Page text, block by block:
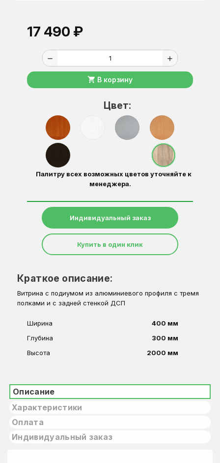
17 490 ₽
remove add
shopping_cart В корзину
Цвет:
Палитру всех возможных цветов уточняйте к
менеджера.
Индивидуальный заказ
Купить в один клик
Краткое описание:
Витрина с подиумом из алюминиевого профиля с тремя
полками и с задней стенкой ДСП
Ширина
400 мм
Глубина
300 мм
Высота
2000 мм
Описание
Характеристики
Оплата
Индивидуальный заказ